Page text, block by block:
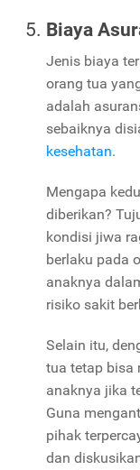
Biaya
Jenis biaya
orang tua
adalah
sebaiknya
kesehatan.
Mengapa
diberikan?
kondisi jiwa
berlaku pada
anaknya
risiko sakit
Selain itu,
tua tetap bisa
anaknya jika
Guna
pihak
dan